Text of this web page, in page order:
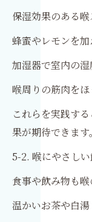
保湿効果のある
蜂蜜やレモンを
加湿器で室内の
喉周りの筋肉を
これらを実践す
果が期待できます。
5-2. 喉にやさし
食事や飲み物も喉
温かいお茶や白